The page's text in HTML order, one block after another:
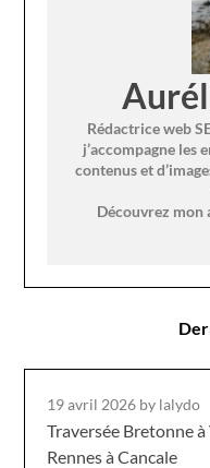
Rédactrice web
j’accompagne les
contenus et
Découvrez mon
19 avril 2026 by lalydo
Traversée Bretonne
Rennes à Cancale